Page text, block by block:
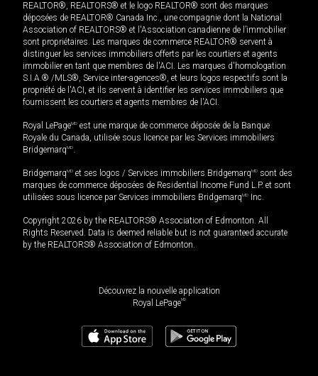
REALTOR®, REALTORS® et le logo REALTOR® sont des marques
déposées de REALTOR® Canada Inc., une compagnie dont la National
Association of REALTORS® et l'Association canadienne de l’immobilier
sont propriétaires. Les marques de commerce REALTOR® servent à
distinguer les services immobiliers offerts par les courtiers et agents
immobilier en tant que membres de l'ACI. Les marques d'homologation
S.I.A.® /MLS®, Service inter-agences®, et leurs logos respectifs sont la
propriété de l'ACI, et ils servent à identifier les services immobiliers que
fournissent les courtiers et agents membres de l'ACI.
Royal LePageMD est une marque de commerce déposée de la Banque
Royale du Canada, utilisée sous licence par les Services immobiliers
BridgemarqMD.
BridgemarqMD et ses logos / Services immobiliers BridgemarqMD sont des
marques de commerce déposées de Residential Income Fund L.P. et sont
utilisées sous licence par Services immobiliers BridgemarqMD Inc.
Copyright 2026 by the REALTORS® Association of Edmonton. All
Rights Reserved. Data is deemed reliable but is not guaranteed accurate
by the REALTORS® Association of Edmonton.
Découvrez la nouvelle application
Royal LePageMD